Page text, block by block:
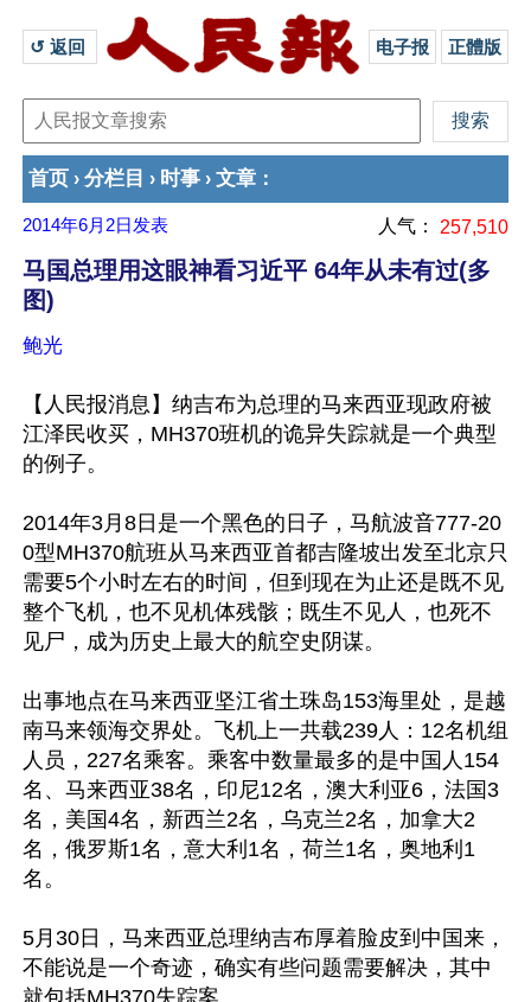
↺ 返回 电子报 正體版
首页 › 分栏目 › 时事 › 文章 ：
2014年6月2日 发表 人气： 257,510
马国总理用这眼神看习近平 64年从未有过(多
图)
鲍光
【人民报消息】纳吉布为总理的马来西亚现政府被
江泽民收买，MH370班机的诡异失踪就是一个典型
的例子。
2014年3月8日是一个黑色的日子，马航波音777-20
0型MH370航班从马来西亚首都吉隆坡出发至北京只
需要5个小时左右的时间，但到现在为止还是既不见
整个飞机，也不见机体残骸；既生不见人，也死不
见尸，成为历史上最大的航空史阴谋。
出事地点在马来西亚坚江省土珠岛153海里处，是越
南马来领海交界处。飞机上一共载239人：12名机组
人员，227名乘客。乘客中数量最多的是中国人154
名、马来西亚38名，印尼12名，澳大利亚6，法国3
名，美国4名，新西兰2名，乌克兰2名，加拿大2
名，俄罗斯1名，意大利1名，荷兰1名，奥地利1
名。
5月30日，马来西亚总理纳吉布厚着脸皮到中国来，
不能说是一个奇迹，确实有些问题需要解决，其中
就包括MH370失踪案。